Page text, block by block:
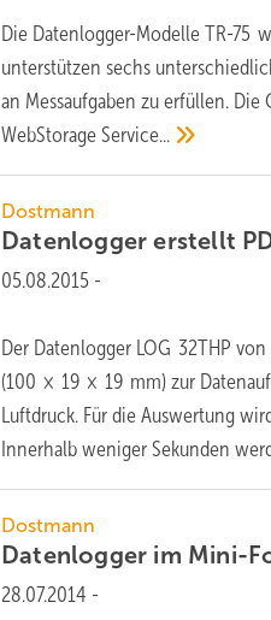
Die Datenlogger-Modelle TR-75
unterstützen sechs
an Messaufgaben zu erfüllen.
WebStorageService...
Dostmann
Datenlogger erstellt
05.08.2015 -
Der Datenlogger LOG 32THP
(100 × 19 × 19 mm) zur
Luftdruck. Für die Auswertung
Innerhalb weniger Sekunden
Dostmann
Datenlogger im Mini-
28.07.2014 -